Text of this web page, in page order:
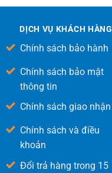
DỊCH VỤ KHÁCH HÀNG
Chính sách bảo hành
Chính sách bảo mật
thông tin
Chính sách giao nhận
Chính sách và điều
khoản
Đổi trả hàng trong 15